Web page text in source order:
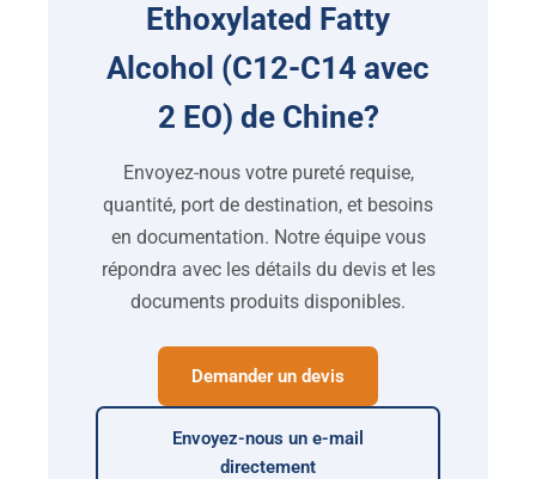
Ethoxylated Fatty
Alcohol (C12-C14 avec
2 EO) de Chine?
Envoyez-nous votre pureté requise,
quantité, port de destination, et besoins
en documentation. Notre équipe vous
répondra avec les détails du devis et les
documents produits disponibles.
Demander un devis
Envoyez-nous un e-mail
directement